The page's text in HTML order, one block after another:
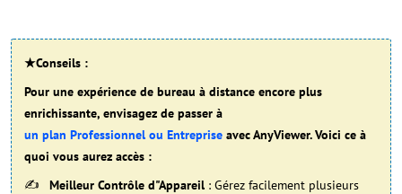
★Conseils :
Pour une expérience de bureau à distance encore plus
enrichissante, envisagez de passer à
un plan Professionnel ou Entreprise avec AnyViewer. Voici ce à
quoi vous aurez accès :
Meilleur Contrôle d"Appareil : Gérez facilement plusieurs